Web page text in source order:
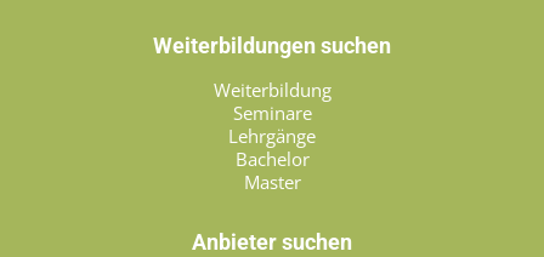
Weiterbildungen suchen
Weiterbildung
Seminare
Lehrgänge
Bachelor
Master
Anbieter suchen